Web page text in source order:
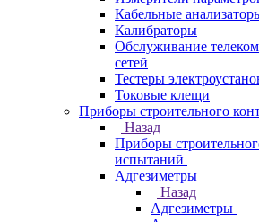
Кабельные
Калибраторы
Обслуживание
сетей
Тестеры
Токовые клещи
Приборы строительного
Назад
Приборы
испытаний
Адгезиметры
Назад
Адгезиметры